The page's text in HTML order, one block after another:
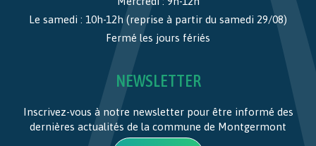
Le samedi : 10h-12h (reprise à partir du samedi 29/08)
Fermé les jours fériés
NEWSLETTER
Inscrivez-vous à notre newsletter pour être informé des
dernières actualités de la commune de Montgermont